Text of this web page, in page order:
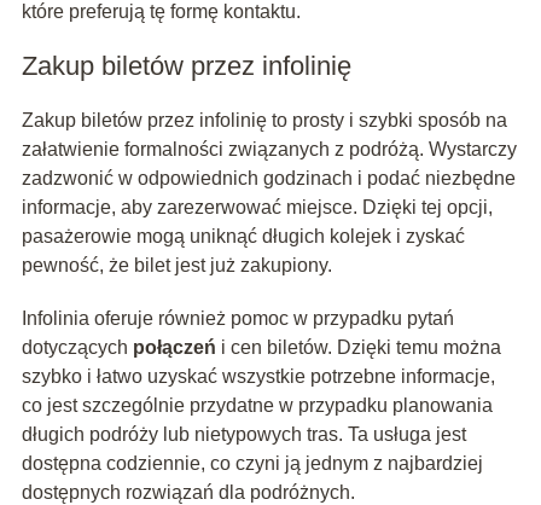
które preferują tę formę kontaktu.
Zakup biletów przez infolinię
Zakup biletów przez infolinię to prosty i szybki sposób na
załatwienie formalności związanych z podróżą. Wystarczy
zadzwonić w odpowiednich godzinach i podać niezbędne
informacje, aby zarezerwować miejsce. Dzięki tej opcji,
pasażerowie mogą uniknąć długich kolejek i zyskać
pewność, że bilet jest już zakupiony.
Infolinia oferuje również pomoc w przypadku pytań
dotyczących połączeń i cen biletów. Dzięki temu można
szybko i łatwo uzyskać wszystkie potrzebne informacje,
co jest szczególnie przydatne w przypadku planowania
długich podróży lub nietypowych tras. Ta usługa jest
dostępna codziennie, co czyni ją jednym z najbardziej
dostępnych rozwiązań dla podróżnych.